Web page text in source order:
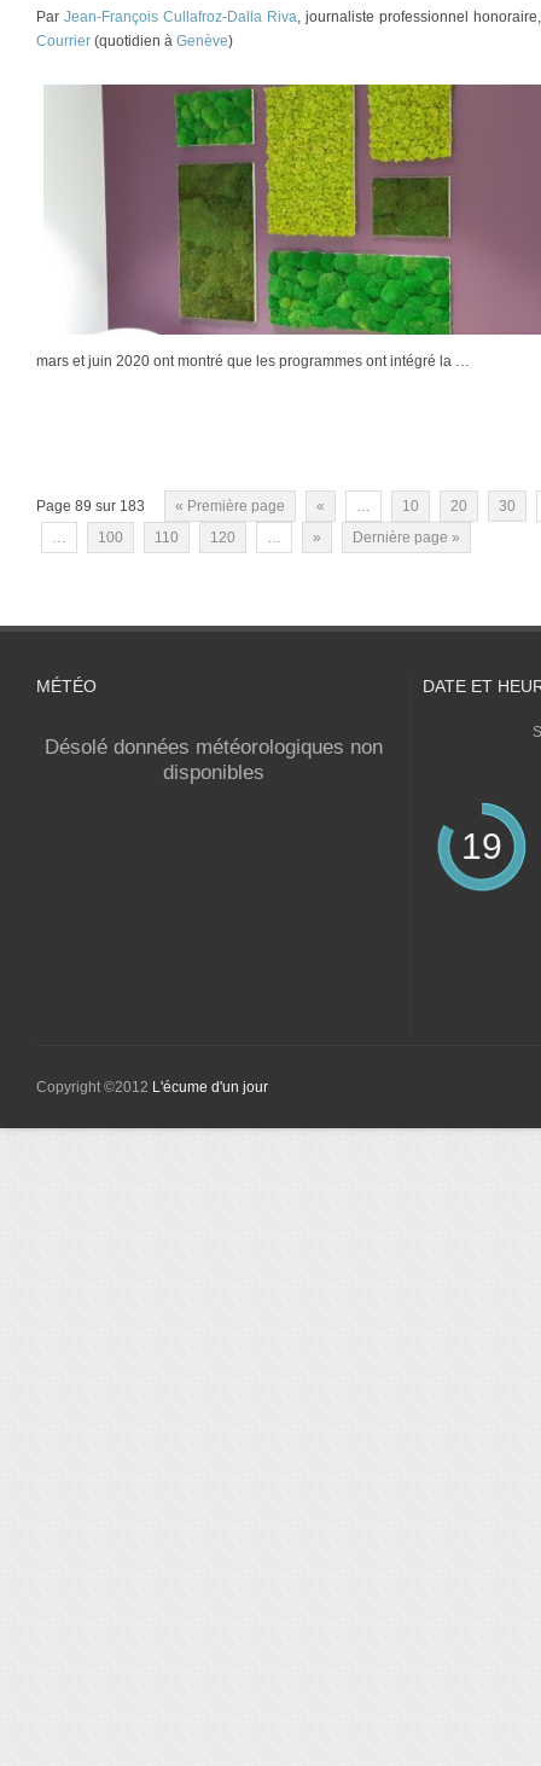
Par Jean-François Cullafroz-Dalla Riva, journaliste professionnel
Courrier (quotidien à Genève)
mars et juin 2020 ont montré que les programmes ont intégré la …
Page 89 sur 183 « Première page « … 10 20
30
…
100 110 120 … » Dernière page »
MÉTÉO
Désolé données météorologiques non
disponibles
DATE ET
19
Copyright ©2012 L'écume d'un jour